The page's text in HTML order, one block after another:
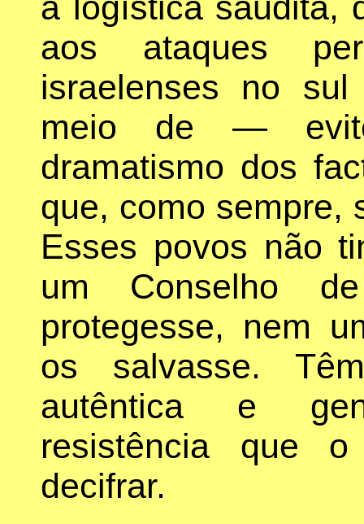
aos ataques
israelenses no
meio de —
dramatismo dos
que, como sempre,
Esses povos não
um Conselho
protegesse, nem
os salvasse.
autêntica e
resistência que
decifrar.